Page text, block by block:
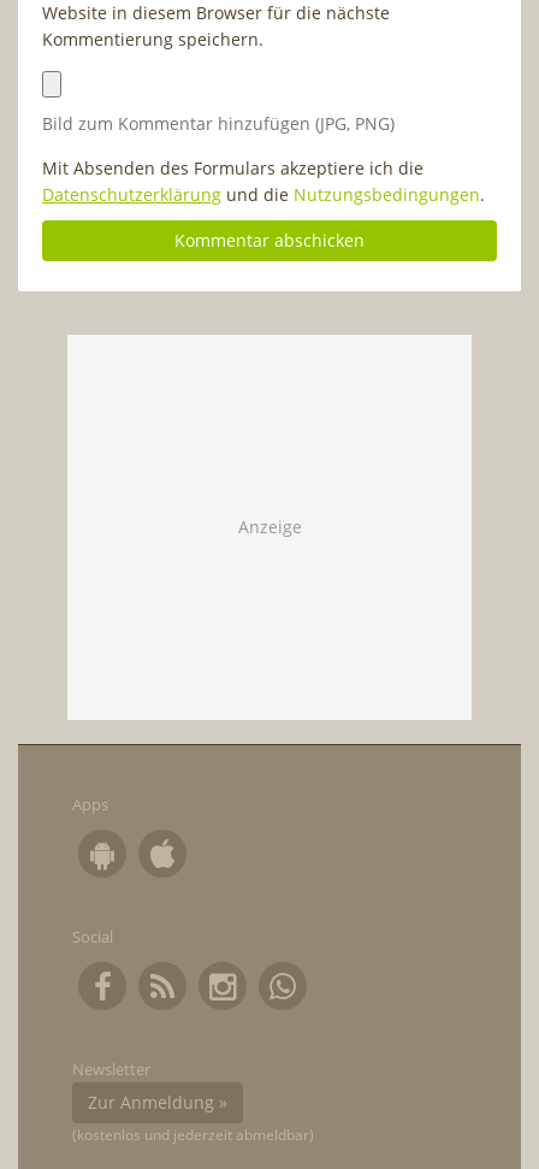
Website in diesem Browser für die nächste
Kommentierung speichern.
Bild zum Kommentar hinzufügen (JPG, PNG)
Mit Absenden des Formulars akzeptiere ich die
Datenschutzerklärung und die Nutzungsbedingungen.
Apps
Social
Newsletter
Zur Anmeldung »
(kostenlos und jederzeit abmeldbar)